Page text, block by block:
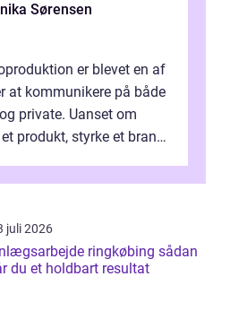
Sørensen
er blevet en af
at kommunikere på både
private. Uanset om
produkt, styrke et brand,
juli 2026
ringkøbing sådan
du et holdbart resultat